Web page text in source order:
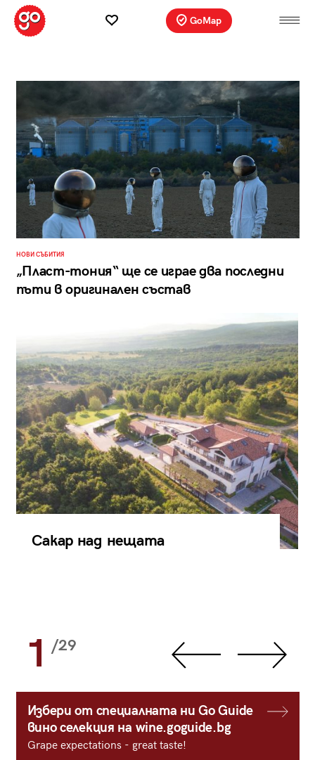
GoMap
НОВИ СЪБИТИЯ
„Пласт-тония“ ще се играе два последни
пъти в оригинален състав
Сакар над нещата
1 /29
Избери от специалната ни Go Guide
вино селекция на wine.goguide.bg
Grape expectations - great taste!